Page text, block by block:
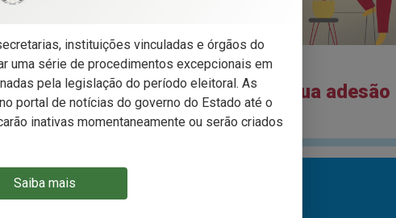
instituições vinculadas e órgãos do
uma série de procedimentos excepcionais em
pela legislação do período eleitoral. As
portal de notícias do governo do Estado até o
inativas momentaneamente ou serão criados
Saiba mais
parte dessa
Faça sua adesão
RS+DIGITAL